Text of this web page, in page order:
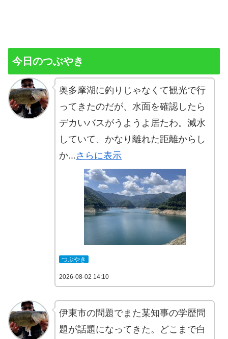
今日のつぶやき
奥多摩湖に釣りじゃなくて観光で行
ってきたのだが、水面を確認したら
デカいバスがうようよ居たわ。減水
していて、かなり離れた距離からし
か...さらに表示
つぶやき
2026-08-02 14:10
伊東市の問題でまた某知事の学歴問
題が話題になってきた。どこまで白